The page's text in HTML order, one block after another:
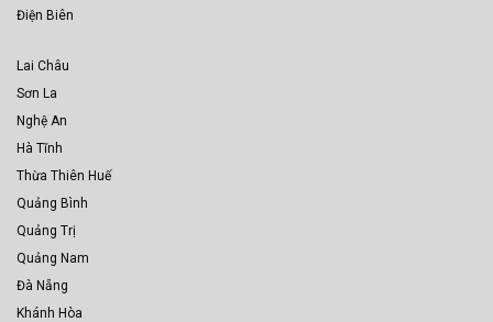
Điện Biên
Lai Châu
Sơn La
Nghệ An
Hà Tĩnh
Thừa Thiên Huế
Quảng Bình
Quảng Trị
Quảng Nam
Đà Nẵng
Khánh Hòa